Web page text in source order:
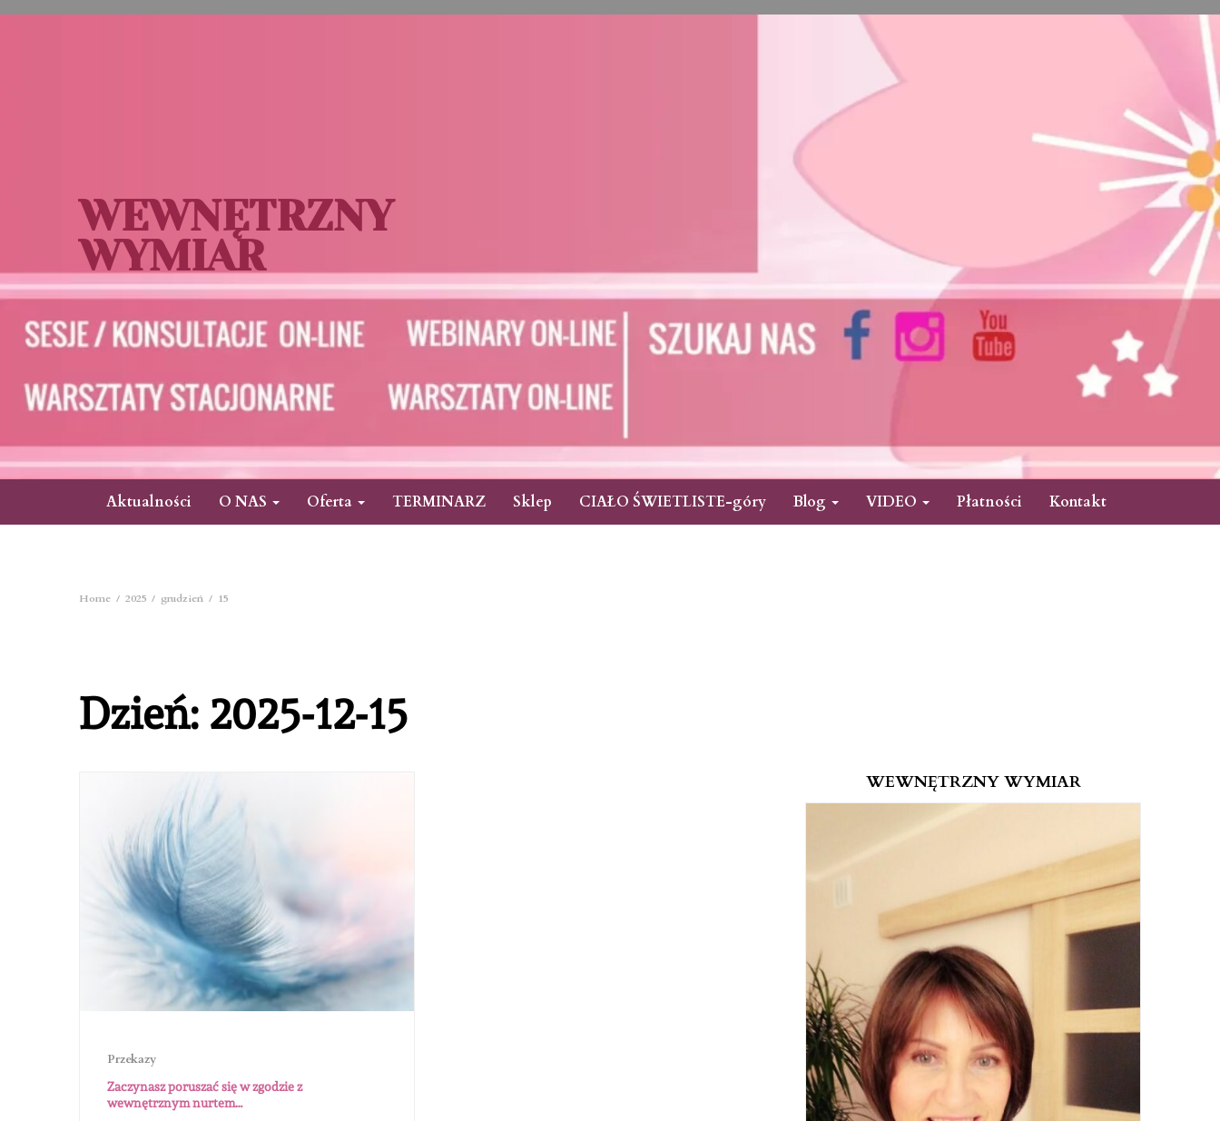
WEWNĘTRZNY
WYMIAR
Aktualności O NAS Oferta TERMINARZ Sklep CIAŁO ŚWIETLISTE-góry Blog VIDEO Płatności Kontakt
Home 2025 grudzień 15
Dzień: 2025-12-15
Przekazy
Zaczynasz poruszać się w zgodzie z
wewnętrznym nurtem…
WEWNĘTRZNY WYMIAR